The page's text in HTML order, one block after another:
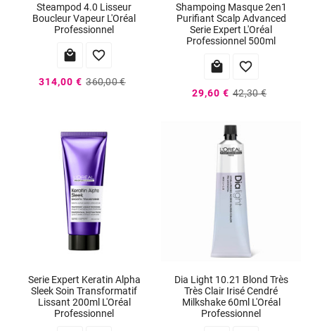
Steampod 4.0 Lisseur
Boucleur Vapeur L'Oréal
Professionnel
 
314,00 € 360,00 €
Shampoing Masque 2en1
Purifiant Scalp Advanced
Serie Expert L'Oréal
Professionnel 500ml
 
29,60 € 42,30 €
Serie Expert Keratin Alpha
Sleek Soin Transformatif
Lissant 200ml L'Oréal
Professionnel
Dia Light 10.21 Blond Très
Très Clair Irisé Cendré
Milkshake 60ml L'Oréal
Professionnel